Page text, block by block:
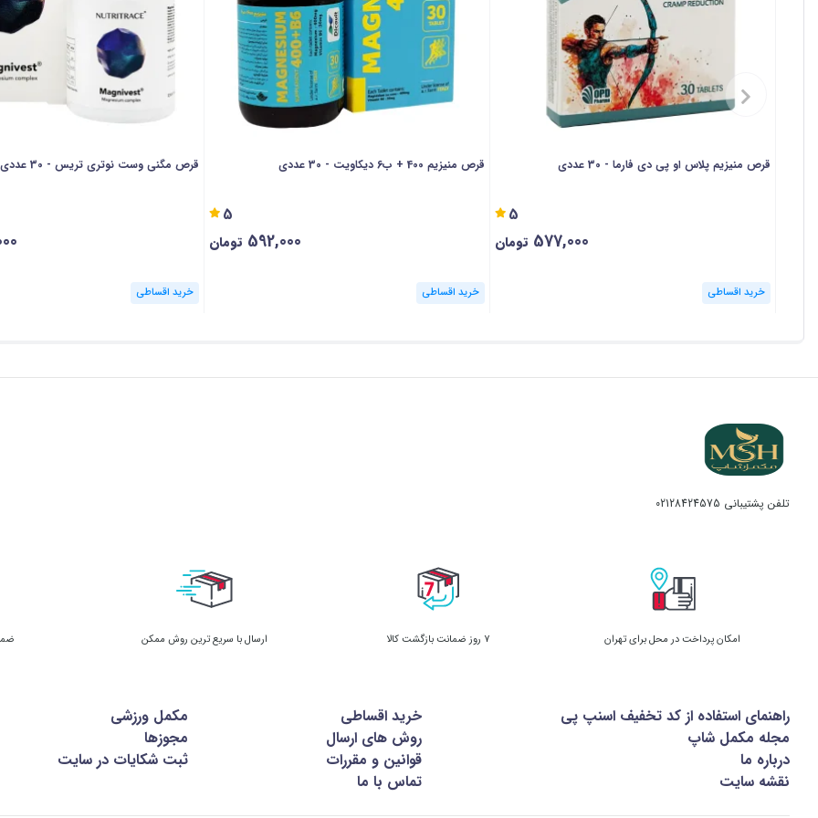
رفع گرفتگی‌ عضلات کمک می‌کند. به‌همین دلیل منیزیم، مکمل مناسبی برای ورزشکاران، سالمندان و زنان باردار می‌باشد.
همچنین مطالعات متعددی نشان می‌دهند که تخلیه منیزیم یکی از عوامل بروز سردرهای میگرنی، اختلالات خواب،
قرص منیزیم پلاس او پی دی فارما - 30 عددی
5
577,000 تومان
خرید اقساطی
قرص منیزیم 400 + ب6 دیکاویت - 30 عددی
5
592,000 تومان
خرید اقساطی
قرص مگنی وست نوتری تریس - 30 عددی
خرید اقساطی
تلفن پشتیبانی 02128424575
امکان پرداخت در محل برای تهران 7 روز ضمانت بازگشت کالا ارسال با سریع ترین روش ممکن
راهنمای استفاده از کد تخفیف اسنپ پی خرید اقساطی
مکمل ورزشی
مجله مکمل شاپ
روش های ارسال
مجوزها
درباره ما
قوانین و مقررات
ثبت شکایات در سایت
نقشه سایت
تماس با ما